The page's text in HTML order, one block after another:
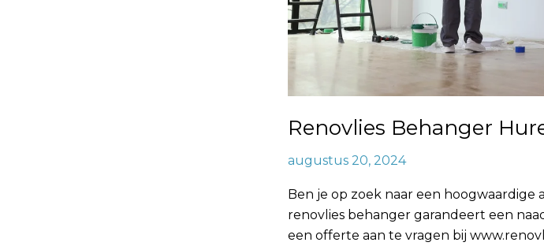
Renovlies Behanger
augustus 20, 2024
Ben je op zoek naar een hoogwaardige
renovlies behanger garandeert een
een offerte aan te vragen bij